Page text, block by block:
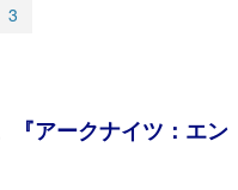
3
『アークナイツ：エン